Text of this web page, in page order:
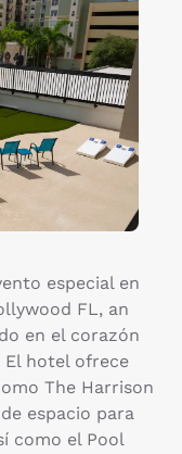
especial en
FL, an
en el corazón
hotel ofrece
The Harrison
espacio para
como el Pool